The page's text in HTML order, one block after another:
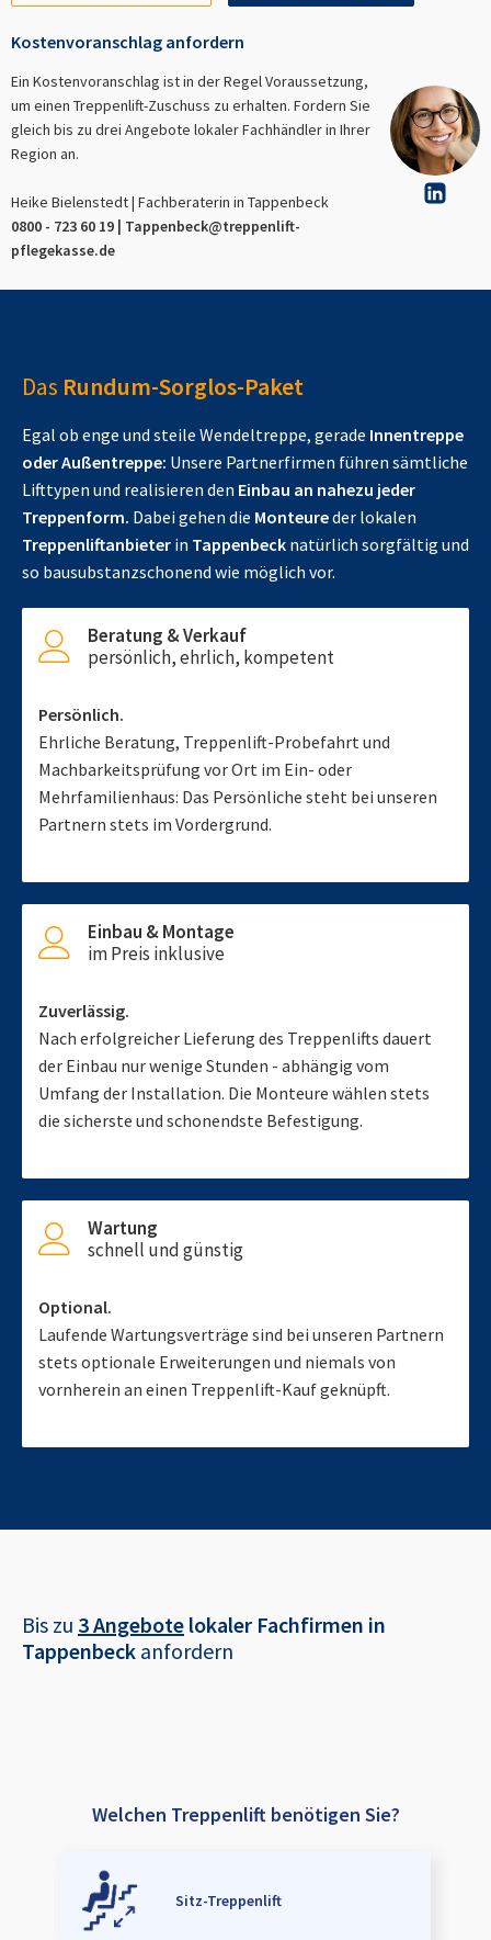
Kostenvoranschlag anfordern
Ein Kostenvoranschlag ist in der Regel Voraussetzung,
um einen Treppenlift-Zuschuss zu erhalten. Fordern Sie
gleich bis zu drei Angebote lokaler Fachhändler in Ihrer
Region an.
Heike Bielenstedt | Fachberaterin in Tappenbeck
0800 - 723 60 19 | Tappenbeck@treppenlift-
pflegekasse.de
Das Rundum-Sorglos-Paket
Egal ob enge und steile Wendeltreppe, gerade Innentreppe
oder Außentreppe: Unsere Partnerfirmen führen sämtliche
Lifttypen und realisieren den Einbau an nahezu jeder
Treppenform. Dabei gehen die Monteureder lokalen
Treppenliftanbieter in Tappenbeck natürlich sorgfältig und
so bausubstanzschonend wie möglich vor.
Beratung & Verkauf
persönlich, ehrlich, kompetent
Persönlich.
Ehrliche Beratung, Treppenlift-Probefahrt und
Machbarkeitsprüfung vor Ort im Ein- oder
Mehrfamilienhaus: Das Persönliche steht bei unseren
Partnern stets im Vordergrund.
Einbau & Montage
im Preis inklusive
Zuverlässig.
Nach erfolgreicher Lieferung des Treppenlifts dauert
der Einbau nur wenige Stunden - abhängig vom
Umfang der Installation. Die Monteure wählen stets
die sicherste und schonendste Befestigung.
Wartung
schnell und günstig
Optional.
Laufende Wartungsverträge sind bei unseren Partnern
stets optionale Erweiterungen und niemals von
vornherein an einen Treppenlift-Kauf geknüpft.
Bis zu 3 Angebote lokaler Fachfirmen in
Tappenbeck anfordern
Welchen Treppenlift benötigen Sie?
Sitz-Treppenlift